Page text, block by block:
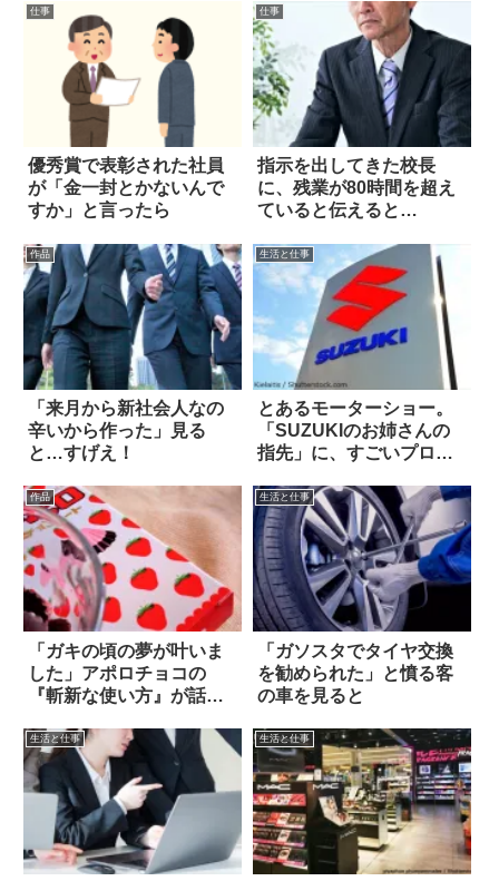
仕事
優秀賞で表彰された社員
が「金一封とかないんで
すか」と言ったら
仕事
指示を出してきた校長
に、残業が80時間を超え
ていると伝えると…
作品
「来月から新社会人なの
辛いから作った」見る
と…すげえ！
生活と仕事
とあるモーターショー。
「SUZUKIのお姉さんの
指先」に、すごいプロ意
作品
「ガキの頃の夢が叶いま
した」アポロチョコの
『斬新な使い方』が話題
生活と仕事
「ガソスタでタイヤ交換
を勧められた」と憤る客
の車を見ると
生活と仕事 生活と仕事